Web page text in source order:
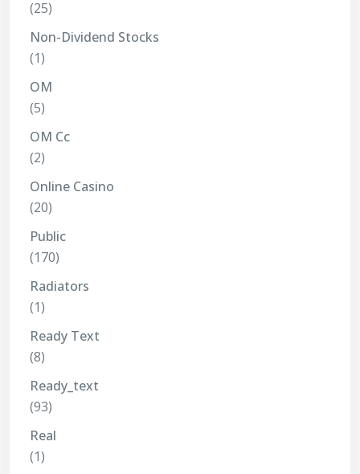
(25)
Non-Dividend Stocks
(1)
OM
(5)
OM Cc
(2)
Online Casino
(20)
Public
(170)
Radiators
(1)
Ready Text
(8)
Ready_text
(93)
Real
(1)